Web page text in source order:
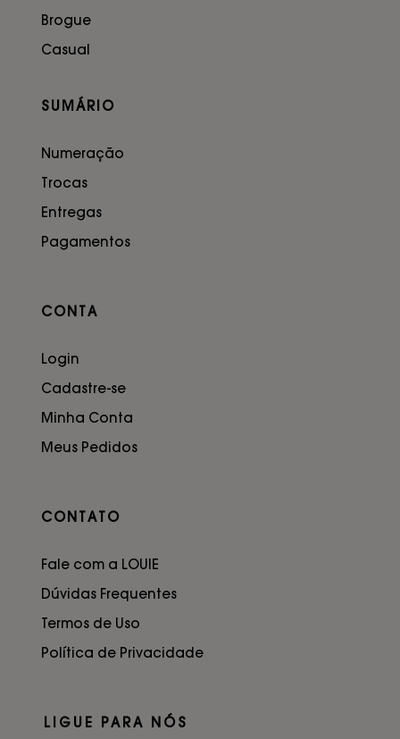
Brogue
Casual
SUMÁRIO
Numeração
Trocas
Entregas
Pagamentos
CONTA
Login
Cadastre-se
Minha Conta
Meus Pedidos
CONTATO
Fale com a LOUIE
Dúvidas Frequentes
Termos de Uso
Política de Privacidade
LIGUE PARA NÓS